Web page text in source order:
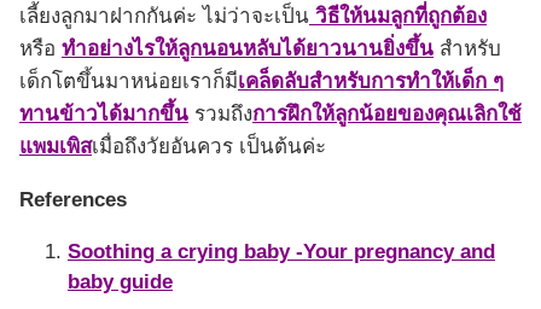
เลี้ยงลูกมาฝากกันค่ะ ไม่ว่าจะเป็น วิธีให้นมลูกที่ถูกต้อง
หรือ ทำอย่างไรให้ลูกนอนหลับได้ยาวนานยิ่งขึ้น สำหรับ
เด็กโตขึ้นมาหน่อยเราก็มีเคล็ดลับสำหรับการทำให้เด็ก ๆ
ทานข้าวได้มากขึ้น รวมถึงการฝึกให้ลูกน้อยของคุณเลิกใช้
แพมเพิสเมื่อถึงวัยอันควร เป็นต้นค่ะ
References
Soothing a crying baby -Your pregnancy and
baby guide